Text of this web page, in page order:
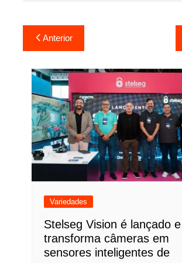
Navegação
de
Post
Anterior
Variedades
Stelseg Vision é lançado e
transforma câmeras em
sensores inteligentes de